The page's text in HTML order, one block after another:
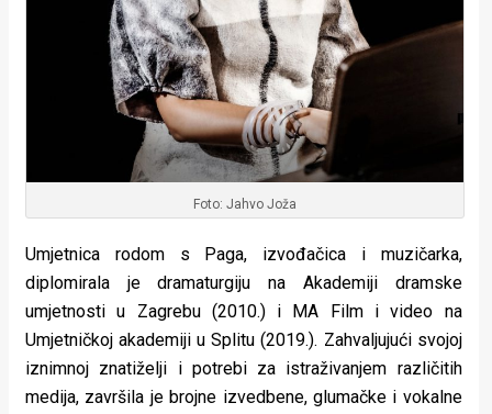
Foto: Jahvo Joža
Umjetnica rodom s Paga, izvođačica i muzičarka,
diplomirala je dramaturgiju na Akademiji dramske
umjetnosti u Zagrebu (2010.) i MA Film i video na
Umjetničkoj akademiji u Splitu (2019.). Zahvaljujući svojoj
iznimnoj znatiželji i potrebi za istraživanjem različitih
medija, završila je brojne izvedbene, glumačke i vokalne